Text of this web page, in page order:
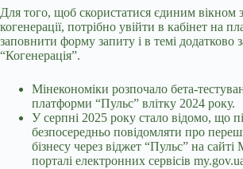
Для того, щоб скористатися єдиним вікном
когенерації, потрібно увійти в кабінет на
заповнити форму запиту і в темі додатково
“Когенерація”.
Мінекономіки розпочало бета-
платформи “Пульс” влітку 2024 року.
У серпні 2025 року стало відомо, що
безпосередньо повідомляти про
бізнесу через віджет “Пульс” на
порталі електронних сервісів